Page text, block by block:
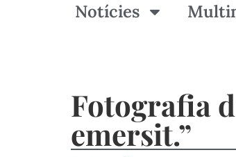
Notícies
Fotografia
emersit.”